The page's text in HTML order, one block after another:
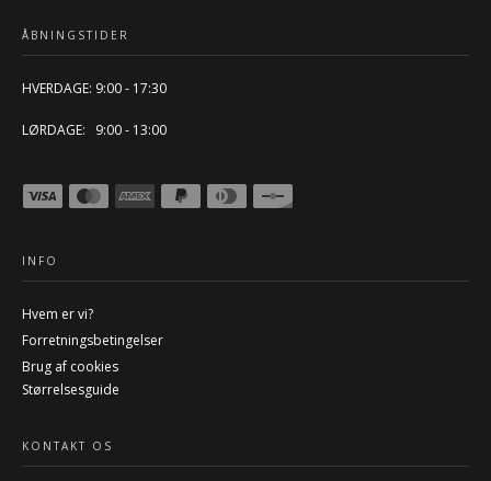
ÅBNINGSTIDER
HVERDAGE: 9:00 - 17:30
LØRDAGE: 9:00 - 13:00
INFO
Hvem er vi?
Forretningsbetingelser
Brug af cookies
Størrelsesguide
KONTAKT OS